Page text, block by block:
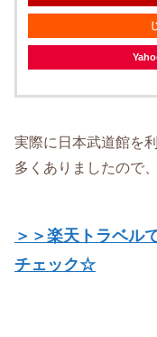
実際に日本武道館を
多くありましたので
＞＞楽天トラベル
チェック☆